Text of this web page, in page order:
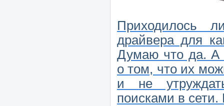
Приходилось
драйвера для
Думаю что да. А
о том, что их
и не
поисками в